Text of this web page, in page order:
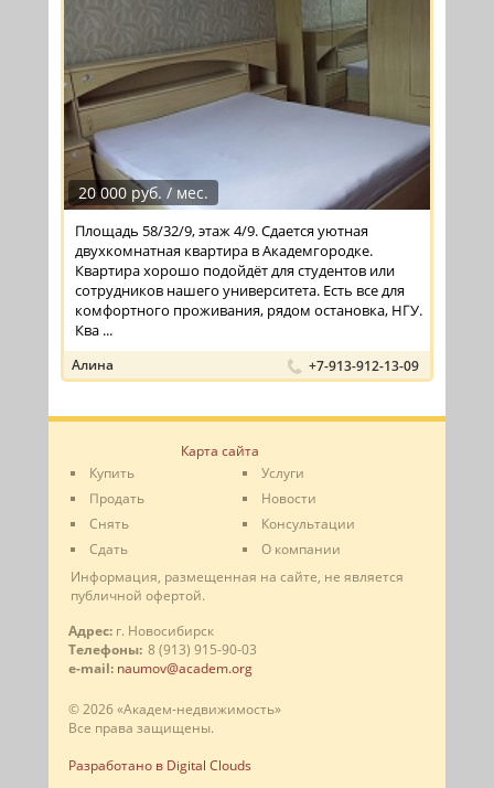
20 000 руб. / мес.
Площадь 58/32/9, этаж 4/9. Сдается уютная
двухкомнатная квартира в Академгородке.
Квартира хорошо подойдёт для студентов или
сотрудников нашего университета. Есть все для
комфортного проживания, рядом остановка, НГУ.
Ква ...
Алина +7-913-912-13-09
Карта сайта
Купить
Продать
Снять
Сдать
Услуги
Новости
Консультации
О компании
Информация, размещенная на сайте, не является
публичной офертой.
Адрес: г. Новосибирск
Телефоны: 8 (913) 915-90-03
e-mail: naumov@academ.org
© 2026 «Академ-недвижимость»
Все права защищены.
Разработано в Digital Clouds